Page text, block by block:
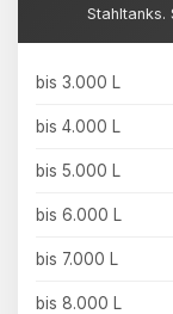
Stahltanks.
bis 3.000 L
bis 4.000 L
bis 5.000 L
bis 6.000 L
bis 7.000 L
bis 8.000 L